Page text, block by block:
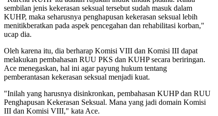
sembilan jenis kekerasan seksual tersebut sudah masuk dalam
KUHP, maka seharusnya penghapusan kekerasan seksual lebih
menitikberatkan pada aspek pencegahan dan rehabilitasi korban,"
ucap dia.
Oleh karena itu, dia berharap Komisi VIII dan Komisi III dapat
melakukan pembahasan RUU PKS dan KUHP secara beriringan.
Ace menegaskan, hal ini agar payung hukum tentang
pemberantasan kekerasan seksual menjadi kuat.
"Inilah yang harusnya disinkronkan, pembahasan KUHP dan RUU
Penghapusan Kekerasan Seksual. Mana yang jadi domain Komisi
III dan Komisi VIII," kata Ace.